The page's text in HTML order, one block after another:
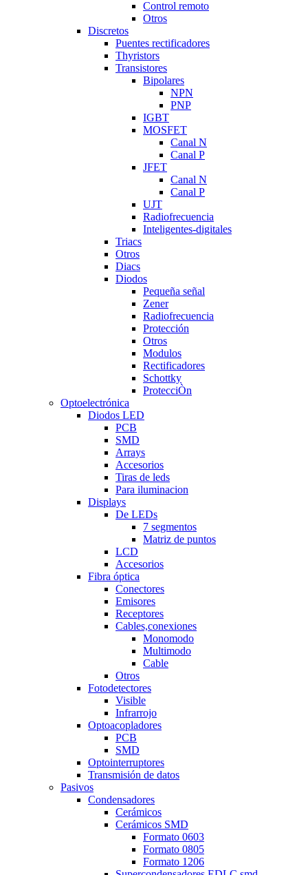
Control remoto
Otros
Discretos
Puentes rectificadores
Thyristors
Transistores
Bipolares
NPN
PNP
IGBT
MOSFET
Canal N
Canal P
JFET
Canal N
Canal P
UJT
Radiofrecuencia
Inteligentes-digitales
Triacs
Otros
Diacs
Diodos
Pequeña señal
Zener
Radiofrecuencia
Protección
Otros
Modulos
Rectificadores
Schottky
ProtecciÒn
Optoelectrónica
Diodos LED
PCB
SMD
Arrays
Accesorios
Tiras de leds
Para iluminacion
Displays
De LEDs
7 segmentos
Matriz de puntos
LCD
Accesorios
Fibra óptica
Conectores
Emisores
Receptores
Cables,conexiones
Monomodo
Multimodo
Cable
Otros
Fotodetectores
Visible
Infrarrojo
Optoacopladores
PCB
SMD
Optointerruptores
Transmisión de datos
Pasivos
Condensadores
Cerámicos
Cerámicos SMD
Formato 0603
Formato 0805
Formato 1206